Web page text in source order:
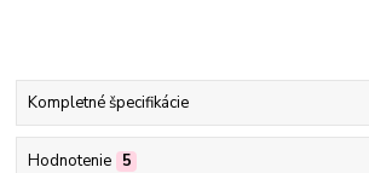
Kompletné špecifikácie
Hodnotenie 5